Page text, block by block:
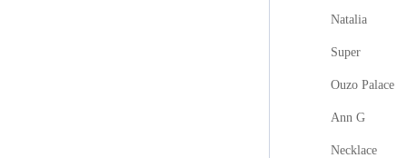
Natalia
Super
Ouzo Palace
Ann G
Necklace